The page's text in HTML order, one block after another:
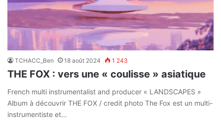
TCHACC_Ben 18 août 2024 1 243
THE FOX : vers une « coulisse » asiatique
French multi instrumentalist and producer « LANDSCAPES »
Album à découvrir THE FOX / credit photo The Fox est un multi-
instrumentiste et…